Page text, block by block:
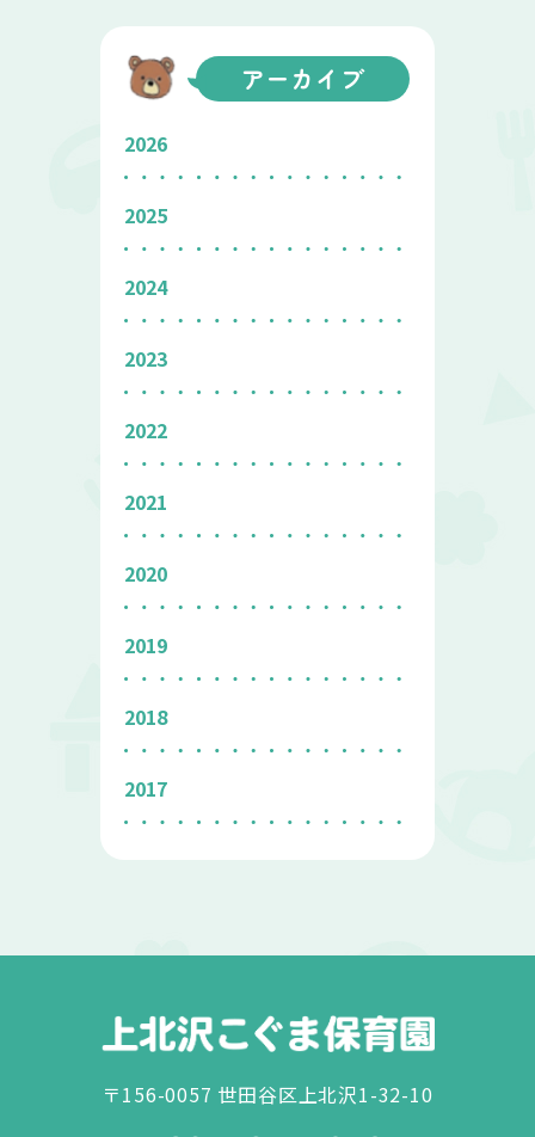
アーカイブ
2026
2025
2024
2023
2022
2021
2020
2019
2018
2017
〒156-0057 世田谷区上北沢1-32-10